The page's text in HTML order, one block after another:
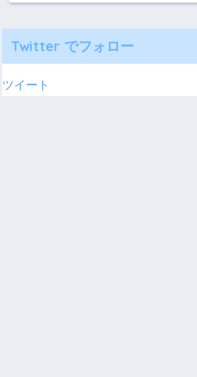
Twitter でフォロー
ツイート